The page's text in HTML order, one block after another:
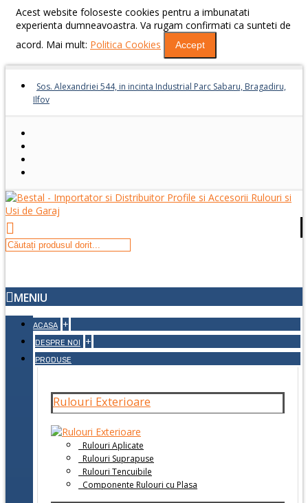
Acest website foloseste cookies pentru a imbunatati
experienta dumneavoastra. Va rugam confirmati ca sunteti de
acord. Mai mult: Politica Cookies Accept
Sos. Alexandriei 544, in incinta Industrial Parc Sabaru, Bragadiru,
Ilfov
MENIU
ACASA +
DESPRE NOI +
PRODUSE
Rulouri Exterioare
Rulouri Aplicate
Rulouri Suprapuse
Rulouri Tencuibile
Componente Rulouri cu Plasa